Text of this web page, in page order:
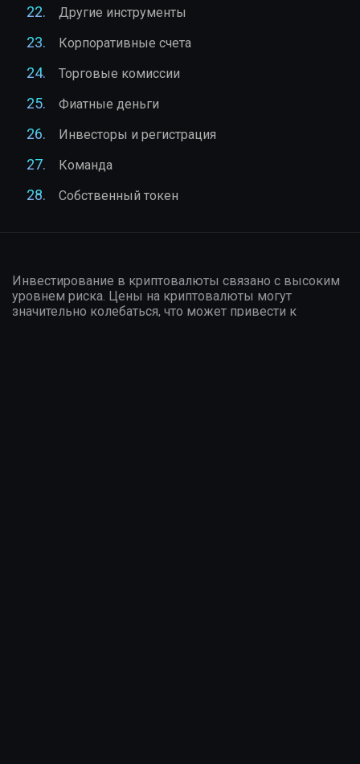
Другие инструменты
Корпоративные счета
Торговые комиссии
Фиатные деньги
Инвесторы и регистрация
Команда
Собственный токен
Инвестирование в криптовалюты связано с высоким
уровнем риска. Цены на криптовалюты могут
значительно колебаться, что может привести к